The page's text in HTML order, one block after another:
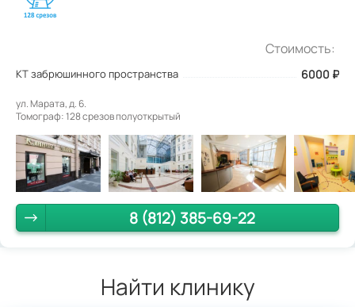
Стоимость:
КТ забрюшинного пространства 6000 ₽
ул. Марата, д. 6.
Томограф: 128 срезов полуоткрытый
8 (812) 385-69-22
Найти клинику